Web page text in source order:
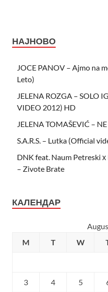
НАЈНОВО
JOCE PANOV – Ajmo na
Leto)
JELENA ROZGA – SOLO
VIDEO 2012) HD
JELENA TOMAŠEVIĆ –
S.A.R.S. – Lutka (Official
DNK feat. Naum Petreski
– Zivote Brate
КАЛЕНДАР
M
T W
3 4 5